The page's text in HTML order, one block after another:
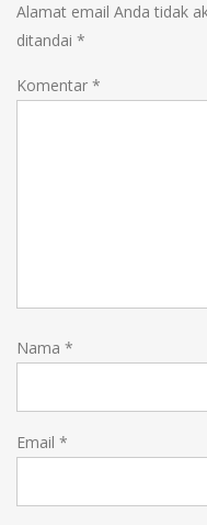
Alamat email Anda tidak
ditandai *
Komentar *
Nama *
Email *